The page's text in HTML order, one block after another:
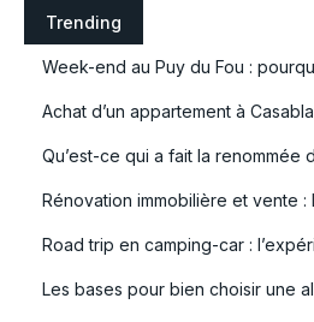
Trending
Week-end au Puy du Fou :
Achat d’un appartement à
Qu’est-ce qui a fait la renommée
Rénovation immobilière et vente
Road trip en camping-car :
Les bases pour bien choisir une